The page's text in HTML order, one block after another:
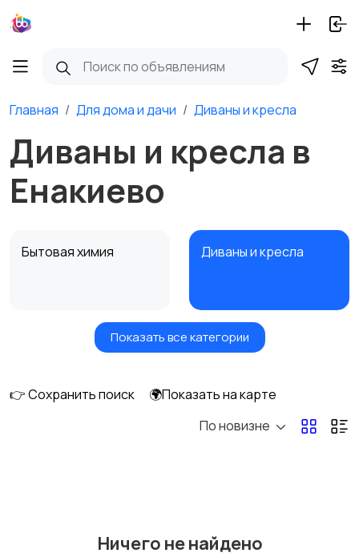
Главная Для дома и дачи Диваны и кресла
Диваны и кресла в
Енакиево
Бытовая химия Диваны и кресла
Кровати и матрасы Кухонные гарнитуры
Оформление
сигнализации
Показать все категории
👉 Сохранить поиск
🌍Показать на карте
По новизне
Ничего не найдено